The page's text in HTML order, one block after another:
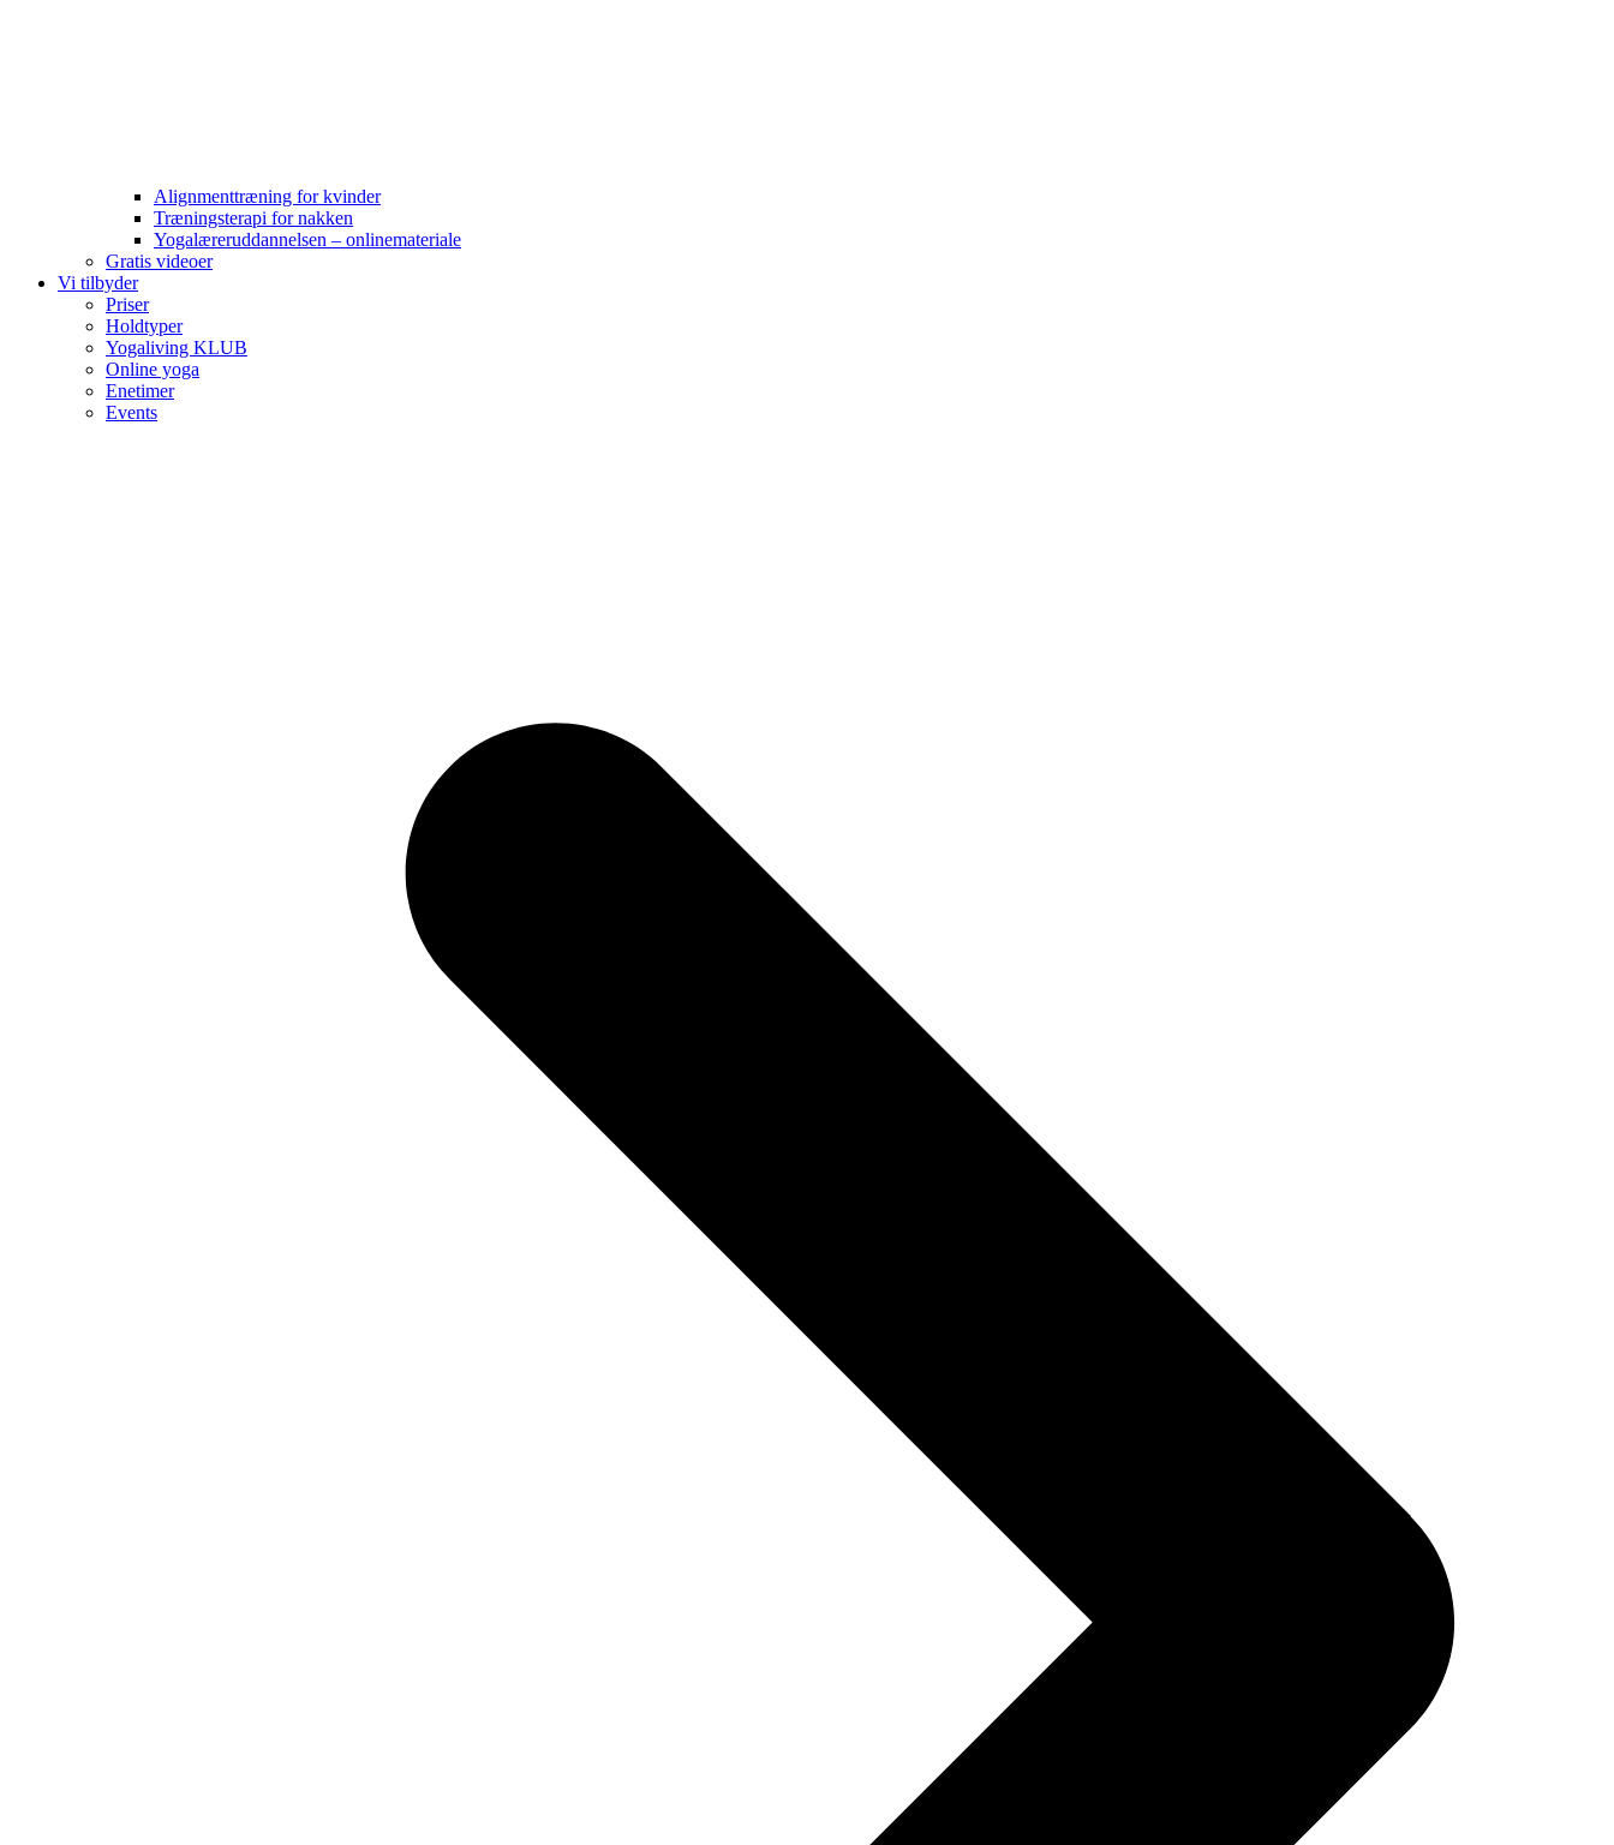
Alignmenttræning for kvinder
Træningsterapi for nakken
Yogalæreruddannelsen – onlinemateriale
Gratis videoer
Vi tilbyder
Priser
Holdtyper
Yogaliving KLUB
Online yoga
Enetimer
Events